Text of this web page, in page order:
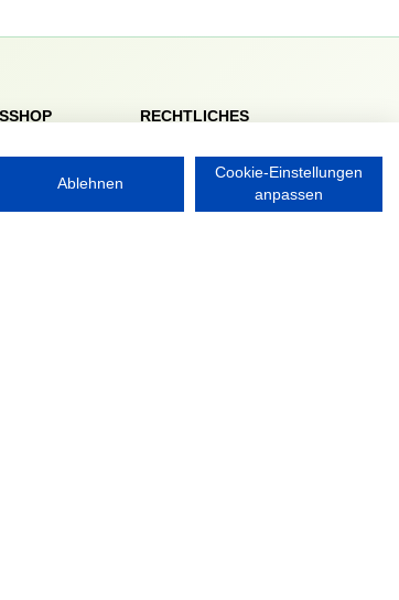
Ablehnen
Cookie-Einstellungen
anpassen
RECHTLICHES
Datenschutzerklärung